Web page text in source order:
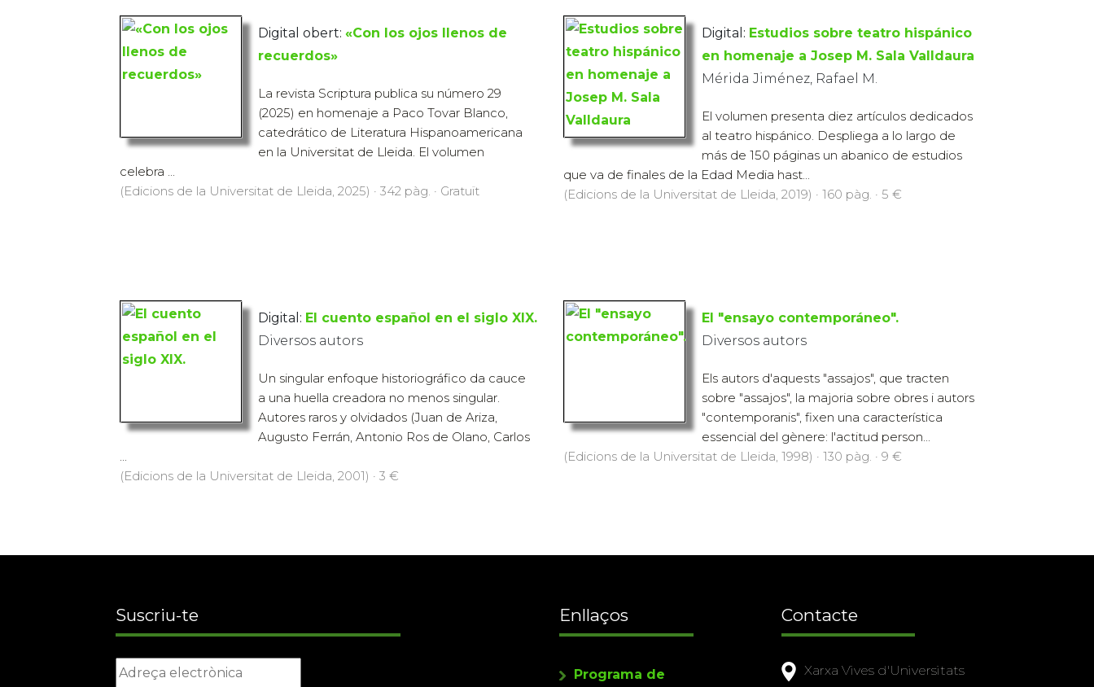
Digital obert: «Con los ojos llenos de
recuerdos»
La revista Scriptura publica su número 29
(2025) en homenaje a Paco Tovar Blanco,
catedrático de Literatura Hispanoamericana
en la Universitat de Lleida. El volumen
celebra ...
(Edicions de la Universitat de Lleida, 2025) · 342 pàg. · Gratuït
Digital: Estudios sobre teatro hispánico
en homenaje a Josep M. Sala Valldaura
Mérida Jiménez, Rafael M.
El volumen presenta diez artículos dedicados
al teatro hispánico. Despliega a lo largo de
más de 150 páginas un abanico de estudios
que va de finales de la Edad Media hast...
(Edicions de la Universitat de Lleida, 2019) · 160 pàg. · 5 €
Digital: El cuento español en el siglo XIX.
Diversos autors
Un singular enfoque historiográfico da cauce
a una huella creadora no menos singular.
Autores raros y olvidados (Juan de Ariza,
Augusto Ferrán, Antonio Ros de Olano, Carlos
(Edicions de la Universitat de Lleida, 2001) · 3 €
El "ensayo contemporáneo".
Diversos autors
Els autors d'aquests "assajos", que tracten
sobre "assajos", la majoria sobre obres i autors
"contemporanis", fixen una característica
essencial del gènere: l'actitud person...
(Edicions de la Universitat de Lleida, 1998) · 130 pàg. · 9 €
Suscriu-te Enllaços
Programa de
Contacte
Xarxa Vives d'Universitats